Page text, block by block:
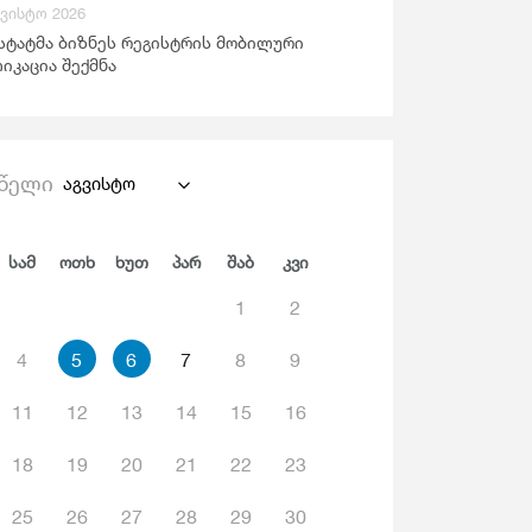
Და Სოციალური Უზრუნველყოფა
2026
ბიზნეს რეგისტრის მობილური
შექმნა
აგვისტო
Სამ Ოთხ Ხუთ Პარ Შაბ Კვი
1 2
4 5 6 7 8 9
11 12 13 14 15 16
18 19 20 21 22 23
25 26 27 28 29 30